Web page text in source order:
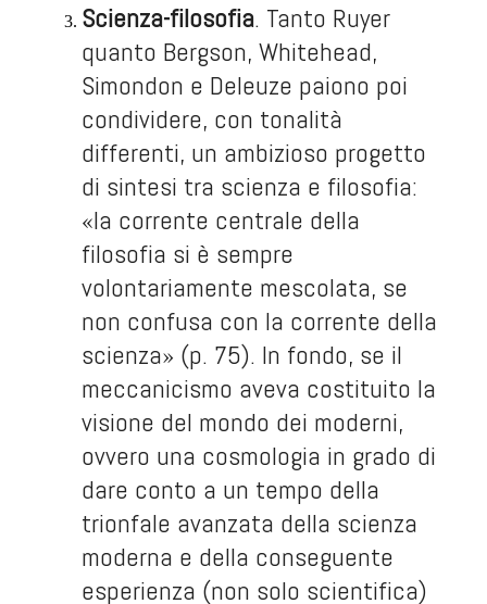
Scienza-filosofia. Tanto Ruyer
quanto Bergson, Whitehead,
Simondon e Deleuze paiono poi
condividere, con tonalità
differenti, un ambizioso progetto
di sintesi tra scienza e filosofia:
«la corrente centrale della
filosofia si è sempre
volontariamente mescolata, se
non confusa con la corrente della
scienza» (p. 75). In fondo, se il
meccanicismo aveva costituito la
visione del mondo dei moderni,
ovvero una cosmologia in grado di
dare conto a un tempo della
trionfale avanzata della scienza
moderna e della conseguente
esperienza (non solo scientifica)